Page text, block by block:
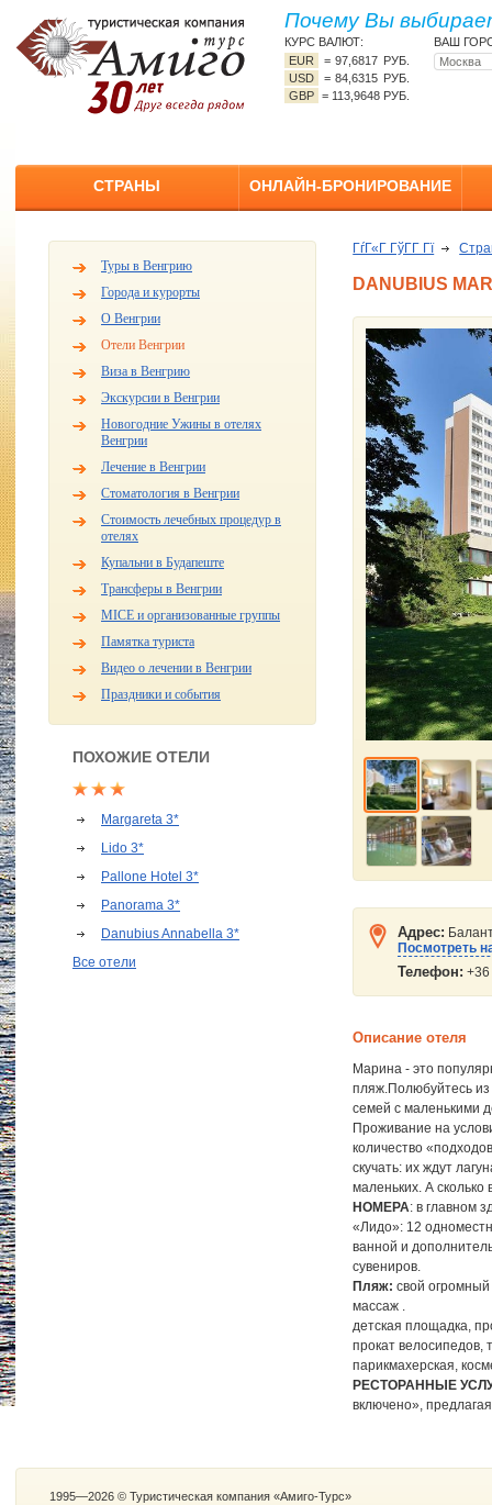
Почему Вы
КУРС ВАЛЮТ:
EUR
=97,6817 РУБ.
USD
=84,6315 РУБ.
GBP = 113,9648 РУБ.
ВАШ
СТРАНЫ ОНЛАЙН-БРОНИРОВАНИЕ
Туры в Венгрию
Города и курорты
О Венгрии
Отели Венгрии
Виза в Венгрию
Экскурсии в Венгрии
Новогодние Ужины в отелях
Венгрии
Лечение в Венгрии
Стоматология в Венгрии
Стоимость лечебных процедур в
отелях
Купальни в Будапеште
Трансферы в Венгрии
MICE и организованные группы
Памятка туриста
Видео о лечении в Венгрии
Праздники и события
ПОХОЖИЕ ОТЕЛИ
Margareta 3*
Lido 3*
Pallone Hotel 3*
Panorama 3*
Danubius Annabella 3*
Все отели
ГѓГ«Г ГўГ­Г Гї
DANUBIUS
Адрес:
Посмотреть
Телефон:
Описание отеля
Марина - это
пляж.Полюбуйтесь
семей с маленькими
Проживание на
количество
скучать: их ждут
маленьких. А
НОМЕРА: в главном
«Лидо»: 12
ванной и
сувениров.
Пляж: свой
массаж .
детская площадка,
прокат
парикмахерская,
РЕСТОРАННЫЕ
включено»,
1995—2026 © Туристическая компания «Амиго-Турс»